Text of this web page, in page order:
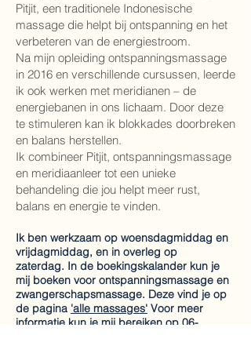
Pitjit, een traditionele Indonesische
massage die helpt bij ontspanning en het
verbeteren van de energiestroom.
Na mijn opleiding ontspanningsmassage
in 2016 en verschillende cursussen, leerde
ik ook werken met meridianen – de
energiebanen in ons lichaam. Door deze
te stimuleren kan ik blokkades doorbreken
en balans herstellen.
Ik combineer Pitjit, ontspanningsmassage
en meridiaanleer tot een unieke
behandeling die jou helpt meer rust,
balans en energie te vinden.
Ik ben werkzaam op woensdagmiddag en
vrijdagmiddag, en in overleg op
zaterdag. In de boekingskalander kun je
mij boeken voor ontspanningsmassage en
zwangerschapsmassage. Deze vind je op
de pagina 'alle massages' Voor meer
informatie kun je mij bereiken op 06-